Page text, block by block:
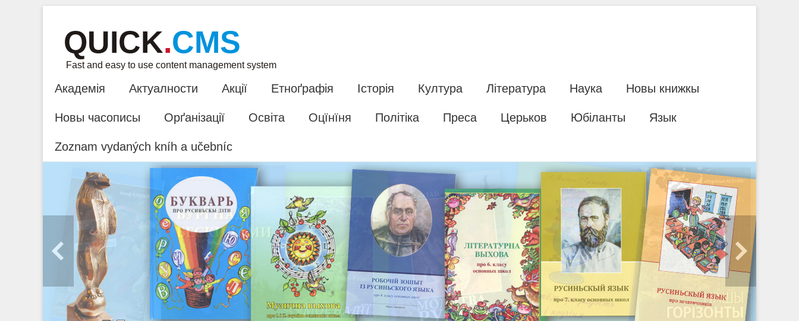
QUICK.CMS
Fast and easy to use content management system
Академія Актуалности Акції Етноґрафія Історія Култура Література Наука Новы книжкы
Новы часописы Орґанізації Освіта Оцїнїня Політіка Преса Церьков Юбіланты Язык
Zoznam vydaných kníh a učebníc